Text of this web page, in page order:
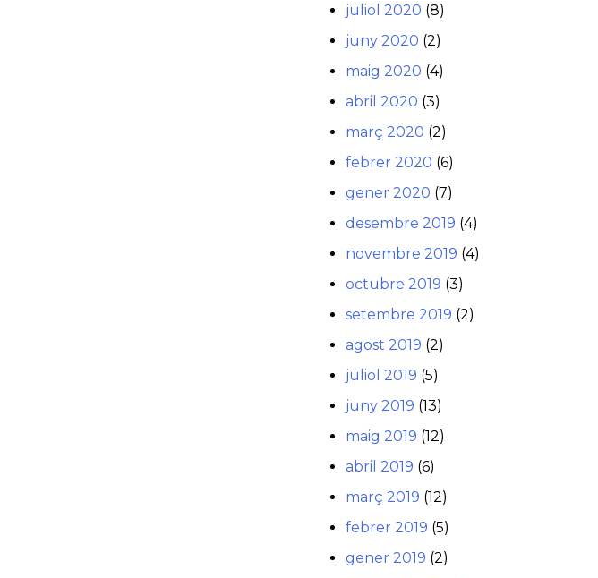
juliol 2020 (8)
juny 2020 (2)
maig 2020 (4)
abril 2020 (3)
març 2020 (2)
febrer 2020 (6)
gener 2020 (7)
desembre 2019 (4)
novembre 2019 (4)
octubre 2019 (3)
setembre 2019 (2)
agost 2019 (2)
juliol 2019 (5)
juny 2019 (13)
maig 2019 (12)
abril 2019 (6)
març 2019 (12)
febrer 2019 (5)
gener 2019 (2)